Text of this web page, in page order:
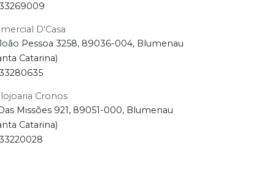
D'Casa
Pessoa 3258, 89036-004, Blumenau
Catarina)
Cronos
Missões 921, 89051-000, Blumenau
Catarina)